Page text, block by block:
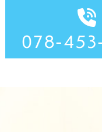
078-